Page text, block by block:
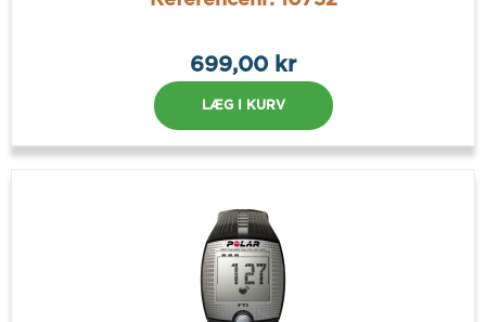
699,00 kr
LÆG I KURV